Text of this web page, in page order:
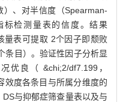
、对半信度（Spearman-
标检测量表的信度。结果
量表可提取 2个因子即颓败
条目）。验证性因子分析显
优良（ &chi;2/df7.199，
效度各条目与所属分维度的
与抑郁症筛查量表以及与